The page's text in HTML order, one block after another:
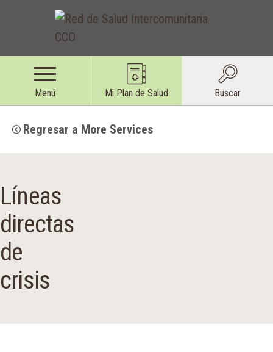
Menú Mi Plan de Salud Buscar
Regresar a More Services
Líneas
directas
de
crisis